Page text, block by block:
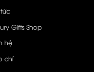
Gifts Shop
hệ
chí